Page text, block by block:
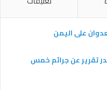
ي
و
ب
ق
ر
ا
تقرير عن جرائم خمس